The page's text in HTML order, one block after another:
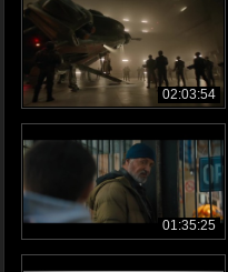
02:03:54
01:35:25